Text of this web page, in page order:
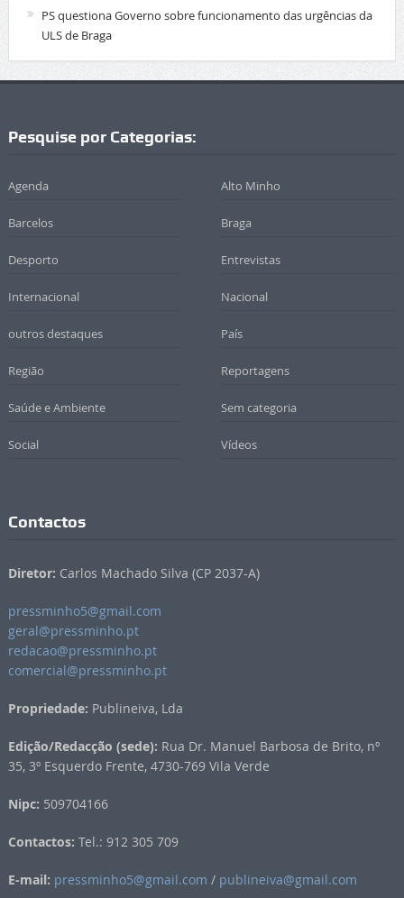
PS questiona Governo sobre funcionamento das urgências da
ULS de Braga
Pesquise por Categorias:
Agenda Alto Minho
Barcelos Braga
Desporto Entrevistas
Internacional Nacional
outros destaques País
Região Reportagens
Saúde e Ambiente Sem categoria
Social Vídeos
Contactos
Diretor: Carlos Machado Silva (CP 2037-A)
pressminho5@gmail.com
geral@pressminho.pt
redacao@pressminho.pt
comercial@pressminho.pt
Propriedade: Publineiva, Lda
Edição/Redacção (sede): Rua Dr. Manuel Barbosa de Brito, nº
35, 3º Esquerdo Frente, 4730-769 Vila Verde
Nipc: 509704166
Contactos: Tel.: 912 305 709
E-mail: pressminho5@gmail.com / publineiva@gmail.com